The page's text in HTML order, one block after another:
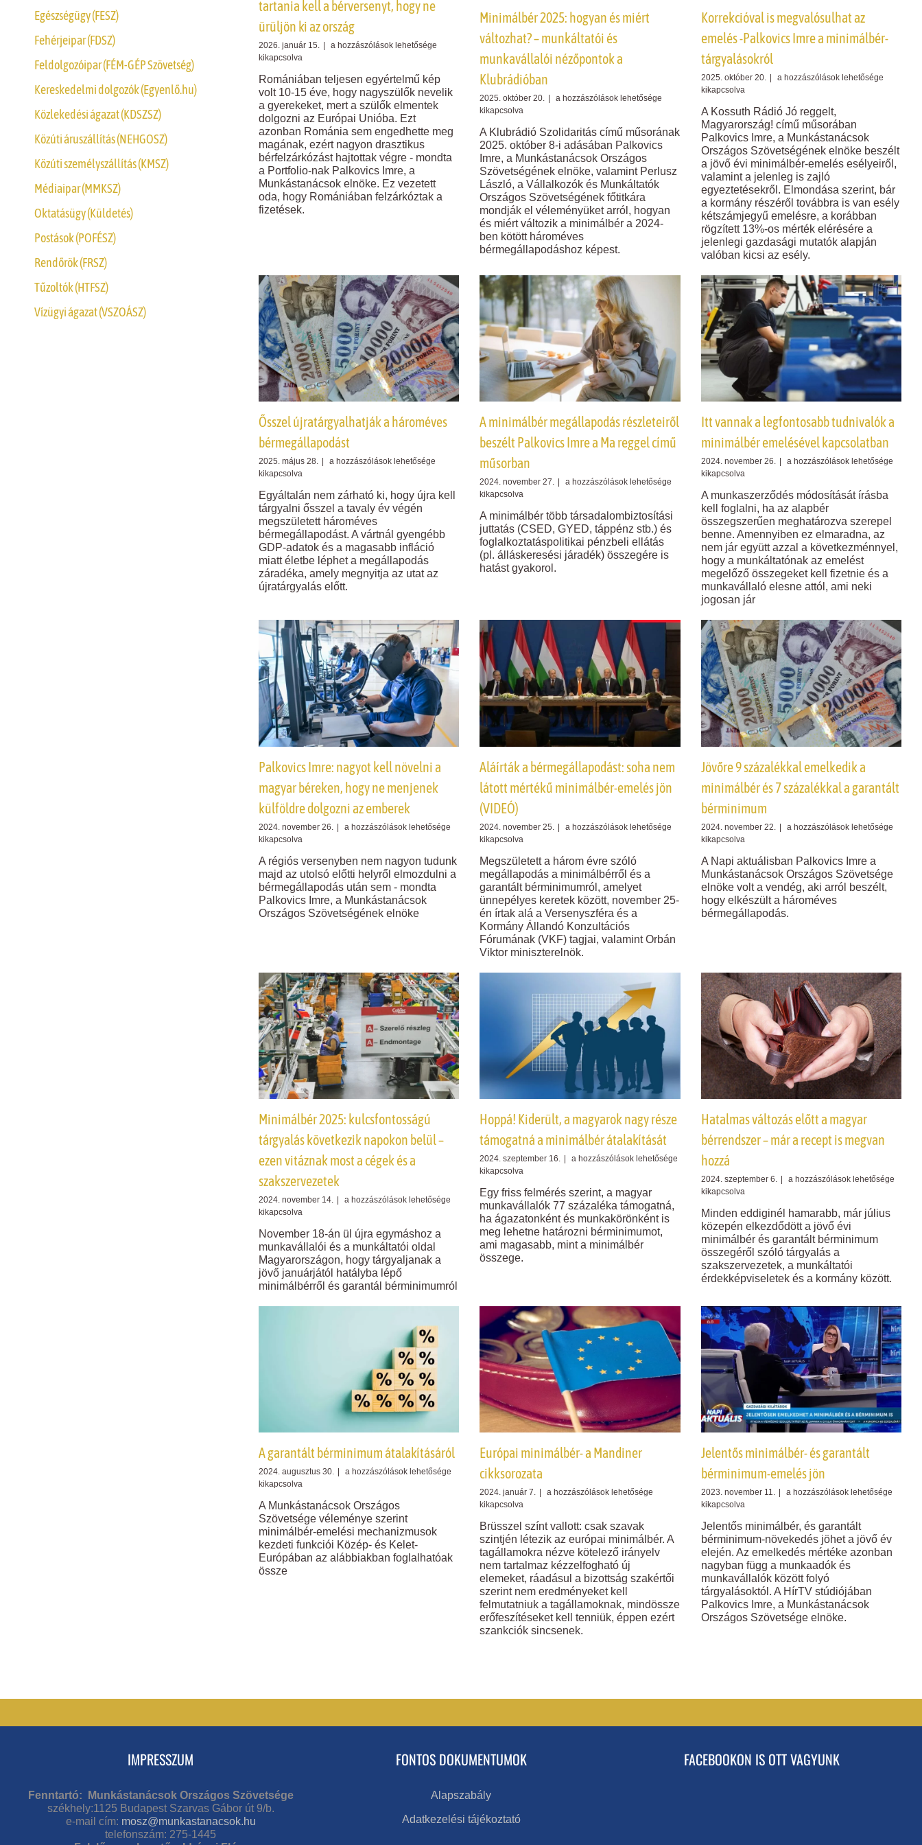
tartania kell a bérversenyt, hogy ne
ürüljön ki az ország
2026. január 15.
Palkovics
tartania
kell
a
bérversenyt,
hogy
ne
ürüljön
ki
az
ország
a hozzászólások lehetősége
kikapcsolva
Romániában teljesen egyértelmű kép
volt 10-15 éve, hogy nagyszülők nevelik
a gyerekeket, mert a szülők elmentek
dolgozni az Európai Unióba. Ezt
azonban Románia sem engedhette meg
magának, ezért nagyon drasztikus
bérfelzárkózást hajtottak végre - mondta
a Portfolio-nak Palkovics Imre, a
Munkástanácsok elnöke. Ez vezetett
oda, hogy Romániában felzárkóztak a
fizetések.
Minimálbér 2025: hogyan és miért
változhat? – munkáltatói és
munkavállalói nézőpontok a
Klubrádióban
2025. október 20.
Minimálbér
és
miért
változhat?
–
munkáltatói
és
munkavállalói
nézőpontok
a
Klubrádióban
bejegyzéshez
a hozzászólások lehetősége
kikapcsolva
A Klubrádió Szolidaritás című műsorának
2025. október 8-i adásában Palkovics
Imre, a Munkástanácsok Országos
Szövetségének elnöke, valamint Perlusz
László, a Vállalkozók és Munkáltatók
Országos Szövetségének főtitkára
mondják el véleményüket arról, hogyan
és miért változik a minimálbér a 2024-
ben kötött hároméves
bérmegállapodáshoz képest.
Korrekcióval is megvalósulhat az
emelés -Palkovics Imre a minimálbér-
tárgyalásokról
2025. október 20.
Korrekcióval
az
emelés
-
Palkovics
Imre
a
minimálbér-
tárgyalásokról
bejegyzéshez
a hozzászólások lehetősége
kikapcsolva
A Kossuth Rádió Jó reggelt,
Magyarország! című műsorában
Palkovics Imre, a Munkástanácsok
Országos Szövetségének elnöke beszélt
a jövő évi minimálbér-emelés esélyeiről,
valamint a jelenleg is zajló
egyeztetésekről. Elmondása szerint, bár
a kormány részéről továbbra is van esély
kétszámjegyű emelésre, a korábban
rögzített 13%-os mérték elérésére a
jelenlegi gazdasági mutatók alapján
valóban kicsi az esély.
Ősszel újratárgyalhatják a hároméves
bérmegállapodást
2025. május 28.
Ősszel
hároméves
bérmegállapodást
bejegyzéshez
a hozzászólások lehetősége
kikapcsolva
Egyáltalán nem zárható ki, hogy újra kell
tárgyalni ősszel a tavaly év végén
megszületett hároméves
bérmegállapodást. A vártnál gyengébb
GDP-adatok és a magasabb infláció
miatt életbe léphet a megállapodás
záradéka, amely megnyitja az utat az
újratárgyalás előtt.
A minimálbér megállapodás részleteiről
beszélt Palkovics Imre a Ma reggel című
műsorban
2024. november 27.
A
részleteiről
beszélt
Palkovics
Imre
bejegyzéshez
a hozzászólások lehetősége
kikapcsolva
A minimálbér több társadalombiztosítási
juttatás (CSED, GYED, táppénz stb.) és
foglalkoztatáspolitikai pénzbeli ellátás
(pl. álláskeresési járadék) összegére is
hatást gyakorol.
Itt vannak a legfontosabb tudnivalók a
minimálbér emelésével kapcsolatban
2024. november 26.
Itt
legfontosabb
tudnivalók
a
minimálbér
emelésével
kapcsolatban
bejegyzéshez
a hozzászólások lehetősége
kikapcsolva
A munkaszerződés módosítását írásba
kell foglalni, ha az alapbér
összegszerűen meghatározva szerepel
benne. Amennyiben ez elmaradna, az
nem jár együtt azzal a következménnyel,
hogy a munkáltatónak az emelést
megelőző összegeket kell fizetnie és a
munkavállaló elesne attól, ami neki
jogosan jár
Palkovics Imre: nagyot kell növelni a
magyar béreken, hogy ne menjenek
külföldre dolgozni az emberek
2024. november 26. |
Palkovics
kell
növelni
a
magyar
béreken,
dolgozni
az
emberek
bejegyzéshez
a hozzászólások lehetősége
kikapcsolva
A régiós versenyben nem nagyon tudunk
majd az utolsó előtti helyről elmozdulni a
bérmegállapodás után sem - mondta
Palkovics Imre, a Munkástanácsok
Országos Szövetségének elnöke
Aláírták a bérmegállapodást: soha nem
látott mértékű minimálbér-emelés jön
(VIDEÓ)
2024. november 25. |
Aláírták
soha
nem
látott
mértékű
minimálbér-
emelés
jön
(VIDEÓ)
a hozzászólások lehetősége
kikapcsolva
Megszületett a három évre szóló
megállapodás a minimálbérről és a
garantált bérminimumról, amelyet
ünnepélyes keretek között, november 25-
én írtak alá a Versenyszféra és a
Kormány Állandó Konzultációs
Fórumának (VKF) tagjai, valamint Orbán
Viktor miniszterelnök.
Jövőre 9 százalékkal emelkedik a
minimálbér és 7 százalékkal a garantált
bérminimum
2024. november 22. |
Jövőre
emelkedik
a
minimálbér
és
7
bejegyzéshez
a hozzászólások lehetősége
kikapcsolva
A Napi aktuálisban Palkovics Imre a
Munkástanácsok Országos Szövetsége
elnöke volt a vendég, aki arról beszélt,
hogy elkészült a hároméves
bérmegállapodás.
Minimálbér 2025: kulcsfontosságú
tárgyalás következik napokon belül –
ezen vitáznak most a cégek és a
szakszervezetek
2024. november 14.
Minimálbér
tárgyalás
következik
napokon
belül
–
szakszervezetek
bejegyzéshez
a hozzászólások lehetősége
kikapcsolva
November 18-án ül újra egymáshoz a
munkavállalói és a munkáltatói oldal
Magyarországon, hogy tárgyaljanak a
jövő januárjától hatályba lépő
minimálbérről és garantál bérminimumról
Hoppá! Kiderült, a magyarok nagy része
támogatná a minimálbér átalakítását
2024. szeptember 16.
Hoppá!
magyarok
nagy
része
támogatná
a
a hozzászólások lehetősége
kikapcsolva
Egy friss felmérés szerint, a magyar
munkavállalók 77 százaléka támogatná,
ha ágazatonként és munkakörönként is
meg lehetne határozni bérminimumot,
ami magasabb, mint a minimálbér
összege.
Hatalmas változás előtt a magyar
bérrendszer – már a recept is megvan
hozzá
2024. szeptember 6.
Hatalmas
a
magyar
bérrendszer
–
már
a
megvan
hozzá
bejegyzéshez
a hozzászólások lehetősége
kikapcsolva
Minden eddiginél hamarabb, már július
közepén elkezdődött a jövő évi
minimálbér és garantált bérminimum
összegéről szóló tárgyalás a
szakszervezetek, a munkáltatói
érdekképviseletek és a kormány között.
A garantált bérminimum átalakításáról
2024. augusztus 30.
A
átalakításáról
bejegyzéshez
a hozzászólások lehetősége
kikapcsolva
A Munkástanácsok Országos
Szövetsége véleménye szerint
minimálbér-emelési mechanizmusok
kezdeti funkciói Közép- és Kelet-
Európában az alábbiakban foglalhatóak
össze
Európai minimálbér- a Mandiner
cikksorozata
2024. január 7.
Európai
Mandiner
cikksorozata
bejegyzéshez
a hozzászólások lehetősége
kikapcsolva
Brüsszel színt vallott: csak szavak
szintjén létezik az európai minimálbér. A
tagállamokra nézve kötelező irányelv
nem tartalmaz kézzelfogható új
elemeket, ráadásul a bizottság szakértői
szerint nem eredményeket kell
felmutatniuk a tagállamoknak, mindössze
erőfeszítéseket kell tenniük, éppen ezért
szankciók sincsenek.
Jelentős minimálbér- és garantált
bérminimum-emelés jön
2023. november 11.
Jelentős
garantált
bérminimum-
emelés
jön
bejegyzéshez
a hozzászólások lehetősége
kikapcsolva
Jelentős minimálbér, és garantált
bérminimum-növekedés jöhet a jövő év
elején. Az emelkedés mértéke azonban
nagyban függ a munkaadók és
munkavállalók között folyó
tárgyalásoktól. A HírTV stúdiójában
Palkovics Imre, a Munkástanácsok
Országos Szövetsége elnöke.
Egészségügy (FESZ)
Fehérjeipar (FDSZ)
Feldolgozóipar (FÉM-GÉP Szövetség)
Kereskedelmi dolgozók (Egyenlő.hu)
Közlekedési ágazat (KDSZSZ)
Közúti áruszállítás (NEHGOSZ)
Közúti személyszállítás (KMSZ)
Médiaipar (MMKSZ)
Oktatásügy (Küldetés)
Postások (POFÉSZ)
Rendőrök (FRSZ)
Tűzoltók (HTFSZ)
Vízügyi ágazat (VSZOÁSZ)
IMPRESSZUM
Fenntartó: Munkástanácsok Országos Szövetsége
székhely:1125 Budapest Szarvas Gábor út 9/b.
e-mail cím: mosz@munkastanacsok.hu
telefonszám: 275-1445
FONTOS DOKUMENTUMOK
Alapszabály
Adatkezelési tájékoztató
FACEBOOKON IS OTT VAGYUNK